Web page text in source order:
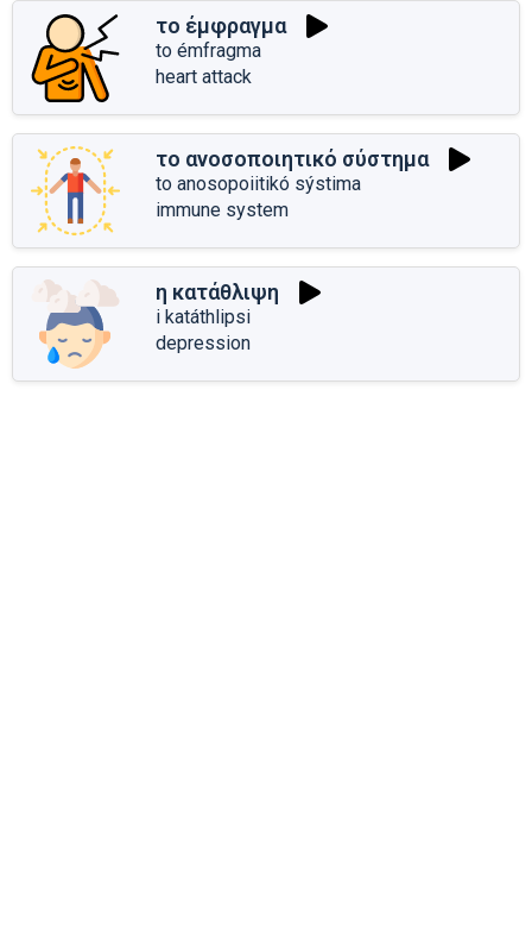
το έμφραγμα
to émfragma
heart attack
το ανοσοποιητικό σύστημα
to anosopoiitikó sýstima
immune system
η κατάθλιψη
i katáthlipsi
depression